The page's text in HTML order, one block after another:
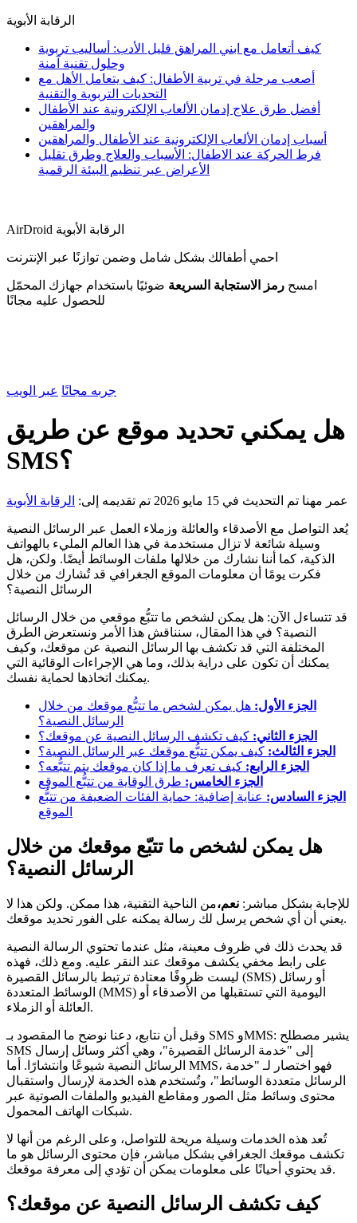
الرقابة الأبوية
كيف أتعامل مع ابني المراهق قليل الأدب: أساليب تربوية
وحلول تقنية آمنة
أصعب مرحلة في تربية الأطفال: كيف يتعامل الأهل مع
التحديات التربوية والتقنية
أفضل طرق علاج إدمان الألعاب الإلكترونية عند الأطفال
والمراهقين
أسباب إدمان الألعاب الإلكترونية عند الأطفال والمراهقين
فرط الحركة عند الاطفال: الأسباب والعلاج وطرق تقليل
الأعراض عبر تنظيم البيئة الرقمية
AirDroid الرقابة الأبوية
احمي أطفالك بشكل شامل وضمن توازنًا عبر الإنترنت
امسح رمز الاستجابة السريعة ضوئيًا باستخدام جهازك المحمّل
للحصول عليه مجانًا
جربه مجانًا عبر الويب
هل يمكني تحديد موقع عن طريق
SMS؟
عمر مهنا تم التحديث في 15 مايو 2026 تم تقديمه إلى: الرقابة الأبوية
يُعد التواصل مع الأصدقاء والعائلة وزملاء العمل عبر الرسائل النصية
وسيلة شائعة لا تزال مستخدمة في هذا العالم المليء بالهواتف
الذكية، كما أننا نشارك من خلالها ملفات الوسائط أيضًا. ولكن، هل
فكرت يومًا أن معلومات الموقع الجغرافي قد تُشارك من خلال
الرسائل النصية؟
قد تتساءل الآن: هل يمكن لشخص ما تتبُّع موقعي من خلال الرسائل
النصية؟ في هذا المقال، سنناقش هذا الأمر ونستعرض الطرق
المختلفة التي قد تكشف بها الرسائل النصية عن موقعك، وكيف
يمكنك أن تكون على دراية بذلك، وما هي الإجراءات الوقائية التي
يمكنك اتخاذها لحماية نفسك.
الجزء الأول: هل يمكن لشخص ما تتبُّع موقعك من خلال
الرسائل النصية؟
الجزء الثاني: كيف تكشف الرسائل النصية عن موقعك؟
الجزء الثالث: كيف يمكن تتبُّع موقعك عبر الرسائل النصية؟
الجزء الرابع: كيف تعرف ما إذا كان موقعك يتم تتبُّعه؟
الجزء الخامس: طرق الوقاية من تتبُّع الموقع
الجزء السادس: عناية إضافية: حماية الفئات الضعيفة من تتبُّع
الموقع
هل يمكن لشخص ما تتبّع موقعك من خلال
الرسائل النصية؟
للإجابة بشكل مباشر: نعم،من الناحية التقنية، هذا ممكن. ولكن هذا لا
يعني أن أي شخص يرسل لك رسالة يمكنه على الفور تحديد موقعك.
قد يحدث ذلك في ظروف معينة، مثل عندما تحتوي الرسالة النصية
على رابط مخفي يكشف موقعك عند النقر عليه. ومع ذلك، فهذه
ليست ظروفًا معتادة ترتبط بالرسائل القصيرة (SMS) أو رسائل
الوسائط المتعددة (MMS) اليومية التي تستقبلها من الأصدقاء أو
العائلة أو الزملاء.
وقبل أن نتابع، دعنا نوضح ما المقصود بـ SMS وMMS: يشير مصطلح
SMS إلى "خدمة الرسائل القصيرة"، وهي أكثر وسائل إرسال
الرسائل النصية شيوعًا وانتشارًا. أما MMS، فهو اختصار لـ "خدمة
الرسائل متعددة الوسائط"، وتُستخدم هذه الخدمة لإرسال واستقبال
محتوى وسائط مثل الصور ومقاطع الفيديو والملفات الصوتية عبر
شبكات الهاتف المحمول.
تُعد هذه الخدمات وسيلة مريحة للتواصل، وعلى الرغم من أنها لا
تكشف موقعك الجغرافي بشكل مباشر، فإن محتوى الرسائل هو ما
قد يحتوي أحيانًا على معلومات يمكن أن تؤدي إلى معرفة موقعك.
كيف تكشف الرسائل النصية عن موقعك؟